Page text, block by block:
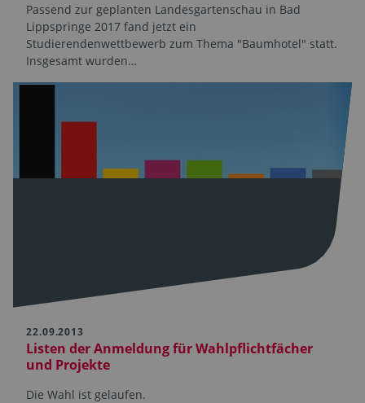
Passend zur geplanten Landesgartenschau in Bad
Lippspringe 2017 fand jetzt ein
Studierendenwettbewerb zum Thema "Baumhotel" statt.
Insgesamt wurden…
22.09.2013
Listen der Anmeldung für Wahlpflichtfächer
und Projekte
Die Wahl ist gelaufen.